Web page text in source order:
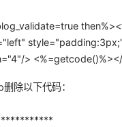
>
除以下代码：